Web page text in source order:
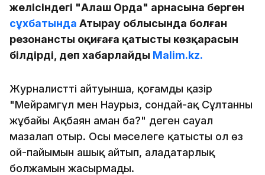
желісіндегі "Алаш Орда" арнасына берген
сұхбатында Атырау облысында болған
резонансты оқиғаға қатысты көзқарасын
білдірді, деп хабарлайды Malim.kz.
Журналисттің айтуынша, қоғамды қазір
"Мейрамгүл мен Наурыз, сондай-ақ Сұлтанның
жұбайы Ақбаян аман ба?" деген сауал
мазалап отыр. Осы мәселеге қатысты ол өз
ой-пайымын ашық айтып, алаңдатарлық
болжамын жасырмады.